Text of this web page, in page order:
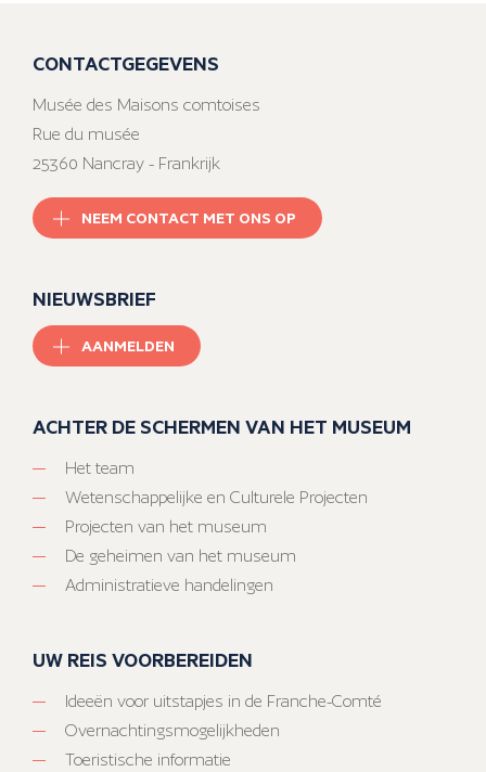
CONTACTGEGEVENS
Musée des Maisons comtoises
Rue du musée
25360 Nancray - Frankrijk
NEEM CONTACT MET ONS OP
NIEUWSBRIEF
AANMELDEN
ACHTER DE SCHERMEN VAN HET MUSEUM
Het team
Wetenschappelijke en Culturele Projecten
Projecten van het museum
De geheimen van het museum
Administratieve handelingen
UW REIS VOORBEREIDEN
Ideeën voor uitstapjes in de Franche-Comté
Overnachtingsmogelijkheden
Toeristische informatie